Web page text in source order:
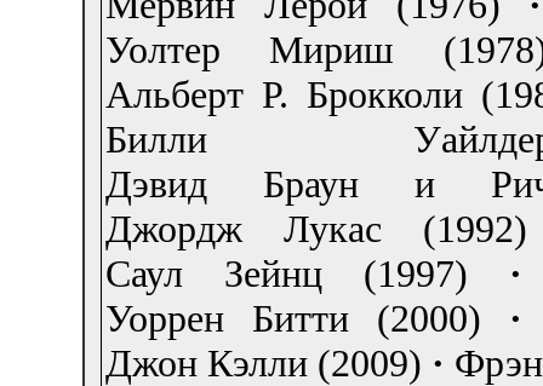
Уолтер Мириш
Альберт Р. Брокколи
Билли
Дэвид Браун и
Джордж Лукас (1992)
Саул Зейнц (1997) ·
Уоррен Битти (2000) ·
Джон Кэлли (2009) ·